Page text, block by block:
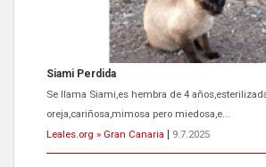
Siami Perdida
Se llama Siami,es hembra de 4
oreja,cariñosa,mimosa pero miedosa,e...
Leales.org » Gran Canaria
9.7.2025